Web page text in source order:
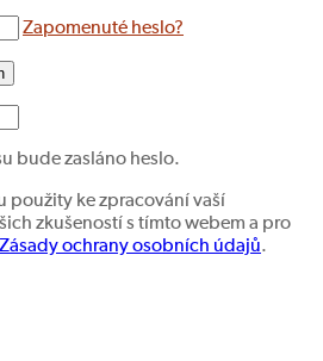
Zapomenuté heslo?
bude zasláno heslo.
použity ke zpracování vaší
zkušeností s tímto webem a pro
Zásady ochrany osobních údajů.